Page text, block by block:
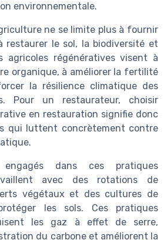
environnementale.
ne se limite plus à fournir
restaurer le sol, la biodiversité et
agricoles régénératives visent à
organique, à améliorer la fertilité
la résilience climatique des
Pour un restaurateur, choisir
en restauration signifie donc
qui luttent concrètement contre
dans ces pratiques
avec des rotations de
végétaux et des cultures de
les sols. Ces pratiques
les gaz à effet de serre,
du carbone et améliorent la